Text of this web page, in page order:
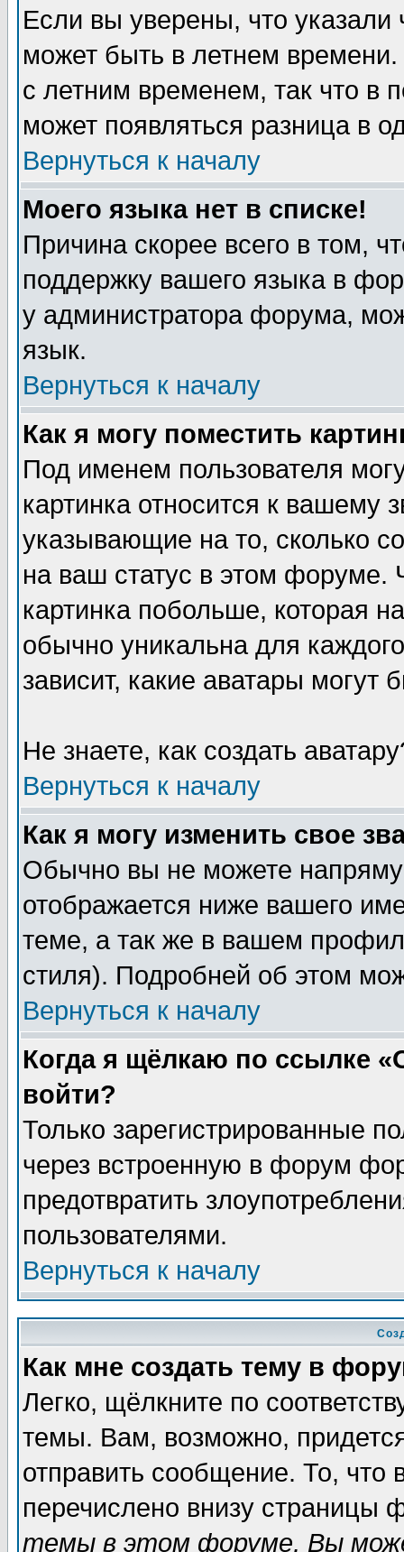
Если вы уверены, что указали
может быть в летнем
с летним временем, так что в
может появляться разница в
Вернуться к началу
Моего языка нет в списке!
Причина скорее всего в том,
поддержку вашего языка в
у администратора форума,
язык.
Вернуться к началу
Как я могу поместить
Под именем пользователя
картинка относится к вашему
указывающие на то, сколько
на ваш статус в этом форуме.
картинка побольше, которая
обычно уникальна для
зависит, какие аватары могут
Не знаете, как создать
Вернуться к началу
Как я могу изменить свое
Обычно вы не можете
отображается ниже вашего
теме, а так же в вашем
стиля). Подробней об этом
Вернуться к началу
Когда я щёлкаю по ссылке
войти?
Только зарегистрированные
через встроенную в форум
предотвратить
пользователями.
Вернуться к началу
Как мне создать тему в
Легко, щёлкните по
темы. Вам, возможно,
отправить сообщение. То,
перечислено внизу страницы
темы в этом форуме, Вы